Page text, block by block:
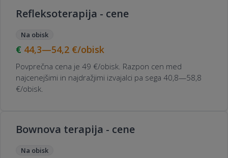
Refleksoterapija - cene
Na obisk
44,3—54,2 €/obisk
Povprečna cena je 49 €/obisk. Razpon cen med
najcenejšimi in najdražjimi izvajalci pa sega 40,8—58,8
€/obisk.
Bownova terapija - cene
Na obisk